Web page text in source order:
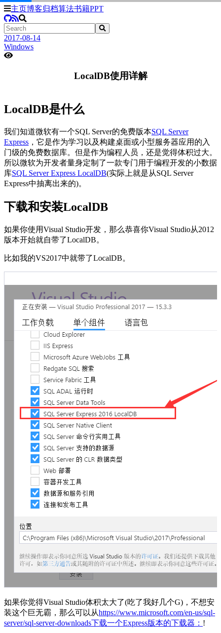
主页博客归档算法书籍PPT
2017-08-14
Windows
LocalDB使用详解
LocalDB是什么
我们知道微软有一个SQL Server的免费版本SQL Server
Express ，它是作为学习以及构建桌面或小型服务器应用的入
门级的免费数据库。但是作为编程人员，还是觉得体积过大。
所以微软为开发者量身定制了一款专门用于编程开发的小数据
库SQL Server Express LocalDB(实际上就是从SQL Server
Express中抽离出来的)。
下载和安装LocalDB
如果你使用Visual Studio开发，那么恭喜你Visual Studio从2012
版本开始就自带了LocalDB。
比如我的VS2017中就带了LocalDB。
如果你觉得Visual Studio体积太大了(吃了我好几个G)，不想安
装这个巨无霸，那么可以从https://www.microsoft.com/en-us/sql-
server/sql-server-downloads下载一个Express版本的下载器： !